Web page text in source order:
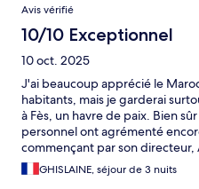
Avis vérifié
10/10 Exceptionnel
10 oct. 2025
J'ai beaucoup apprécié le
habitants, mais je garderai
à Fès, un havre de paix. Bien
personnel ont agrémenté
commençant par son
et ses collaborateurs
(très cultivé)la jolie Souka, Amin
GHISLAINE, séjour de 3 nuits